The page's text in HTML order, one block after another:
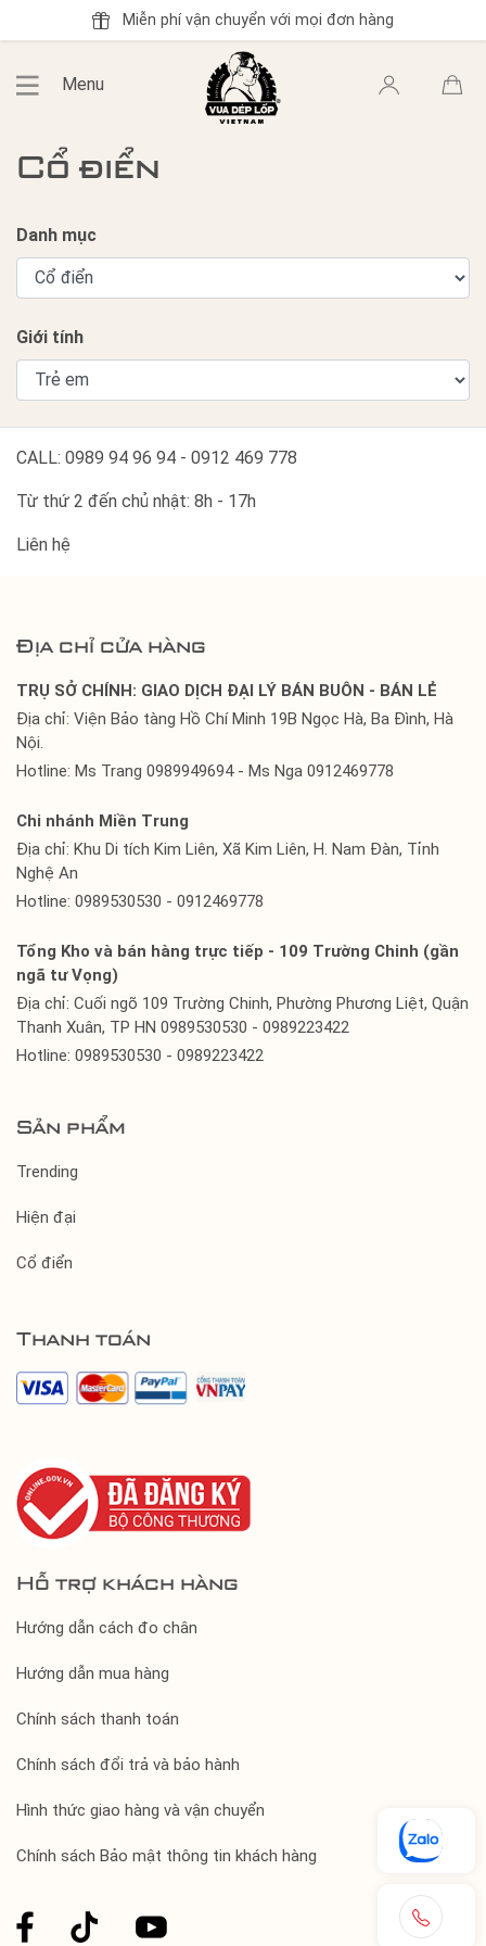
Miễn phí vận chuyển với mọi đơn hàng
Menu
Cổ điển
Danh mục
Giới tính
CALL: 0989 94 96 94 - 0912 469 778
Từ thứ 2 đến chủ nhật: 8h - 17h
Liên hệ
Địa chỉ cửa hàng
TRỤ SỞ CHÍNH: GIAO DỊCH ĐẠI LÝ BÁN BUÔN - BÁN LẺ
Địa chỉ: Viện Bảo tàng Hồ Chí Minh 19B Ngọc Hà, Ba Đình, Hà
Nội.
Hotline: Ms Trang 0989949694 - Ms Nga 0912469778
Chi nhánh Miền Trung
Địa chỉ: Khu Di tích Kim Liên, Xã Kim Liên, H. Nam Đàn, Tỉnh
Nghệ An
Hotline: 0989530530 - 0912469778
Tổng Kho và bán hàng trực tiếp - 109 Trường Chinh (gần
ngã tư Vọng)
Địa chỉ: Cuối ngõ 109 Trường Chinh, Phường Phương Liệt, Quận
Thanh Xuân, TP HN 0989530530 - 0989223422
Hotline: 0989530530 - 0989223422
Sản phẩm
Trending
Hiện đại
Cổ điển
Thanh toán
Hỗ trợ khách hàng
Hướng dẫn cách đo chân
Hướng dẫn mua hàng
Chính sách thanh toán
Chính sách đổi trả và bảo hành
Hình thức giao hàng và vận chuyển
Chính sách Bảo mật thông tin khách hàng